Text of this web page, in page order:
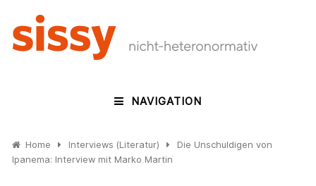
NAVIGATION
Home Interviews (Literatur)
Die Unschuldigen von
Ipanema: Interview mit Marko Martin